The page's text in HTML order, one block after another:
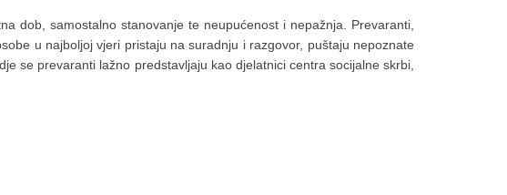
dob, samostalno stanovanje te neupućenost i nepažnja. Prevaranti,
u najboljoj vjeri pristaju na suradnju i razgovor, puštaju nepoznate
se prevaranti lažno predstavljaju kao djelatnici centra socijalne skrbi,